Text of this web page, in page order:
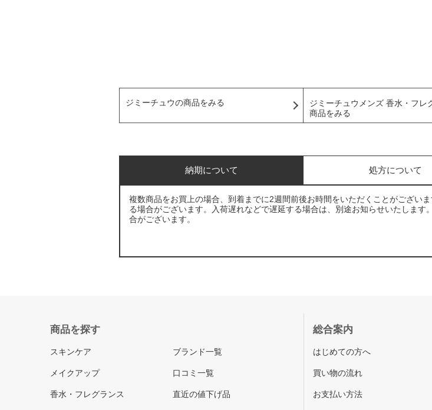
ジミーチュウの商品をみる
ジミーチュウメンズ 香水・フレ
商品をみる
納期について 処方について
複数商品をお買上の場合、到着までに2週間前後お時間をいただくことがござい
る場合がございます。入荷遅れなどで遅延する場合は、別途お知らせいたしま
合がございます。
商品を探す
スキンケア
メイクアップ
香水・フレグランス
ブランド一覧
口コミ一覧
直近の値下げ品
総合案内
はじめての方へ
買い物の流れ
お支払い方法